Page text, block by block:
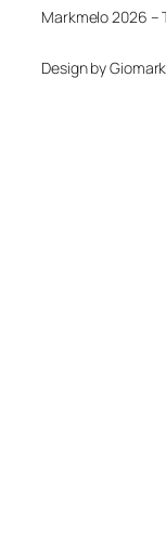
Markmelo 2026 –
Design by